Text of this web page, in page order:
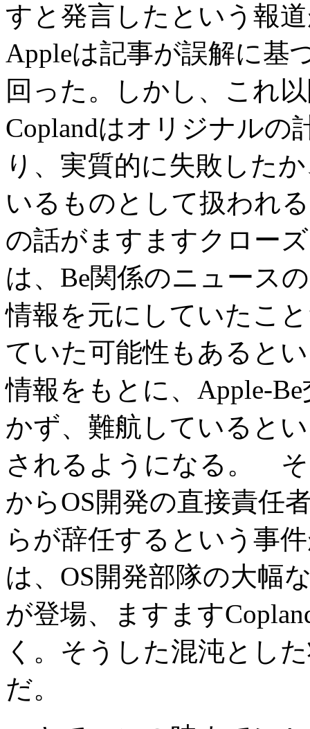
すと発言したという報
Appleは記事が誤解に基
回った。しかし、これ
Coplandはオリジナルの
り、実質的に失敗した
いるものとして扱われ
の話がますますクロー
は、Be関係のニュース
情報を元にしていたこ
ていた可能性もあると
情報をもとに、Apple-
かず、難航していると
されるようになる。 そ
からOS開発の直接責任
らが辞任するという事
は、OS開発部隊の大幅
が登場、ますます
く。そうした混沌とし
だ。